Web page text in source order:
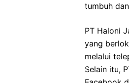
tumbuh
PT Haloni
yang
melalui
Selain itu,